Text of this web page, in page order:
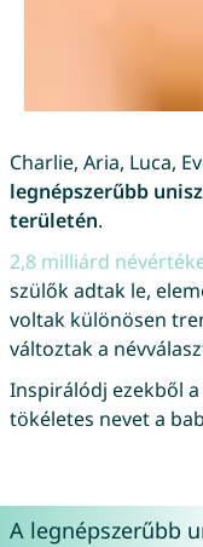
Charlie, Aria, Luca,
legnépszerűbb
területén.
2,8 milliárd
szülők adtak le,
voltak különösen
változtak a
Inspirálódj ezekből
tökéletes nevet a
A legnépszerűbb